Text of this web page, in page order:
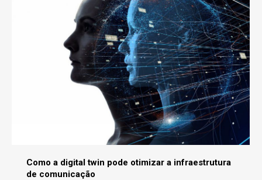
Como a digital twin pode otimizar a infraestrutura
de comunicação